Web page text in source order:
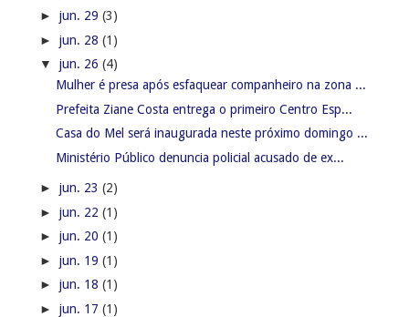
► jun. 29 (3)
► jun. 28 (1)
▼ jun. 26 (4)
Mulher é presa após esfaquear companheiro na zona ...
Prefeita Ziane Costa entrega o primeiro Centro Esp...
Casa do Mel será inaugurada neste próximo domingo ...
Ministério Público denuncia policial acusado de ex...
► jun. 23 (2)
► jun. 22 (1)
► jun. 20 (1)
► jun. 19 (1)
► jun. 18 (1)
► jun. 17 (1)